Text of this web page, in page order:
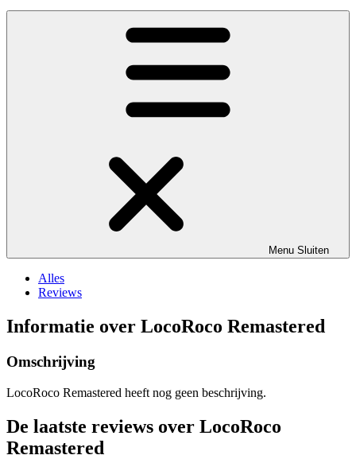
Menu Sluiten
Alles
Reviews
Informatie over LocoRoco Remastered
Omschrijving
LocoRoco Remastered heeft nog geen beschrijving.
De laatste reviews over LocoRoco
Remastered